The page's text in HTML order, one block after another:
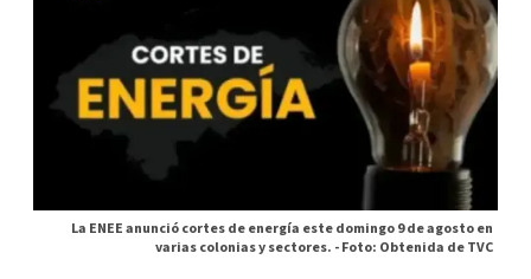
La ENEE anunció cortes de energía este domingo 9 de agosto en
varias colonias y sectores. -Foto: Obtenida de TVC